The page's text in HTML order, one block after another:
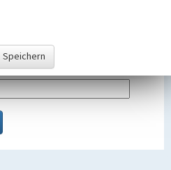
unten das Rechenergebnis aus der